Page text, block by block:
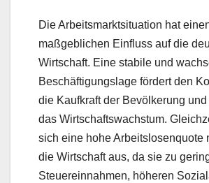
Die Arbeitsmarktsituation hat
maßgeblichen Einfluss auf die
Wirtschaft. Eine stabile und
Beschäftigungslage fördert den
die Kaufkraft der Bevölkerung
das Wirtschaftswachstum.
sich eine hohe Arbeitslosenquote
die Wirtschaft aus, da sie zu
Steuereinnahmen, höheren